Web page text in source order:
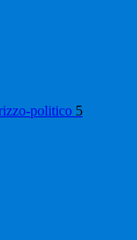
politico 5